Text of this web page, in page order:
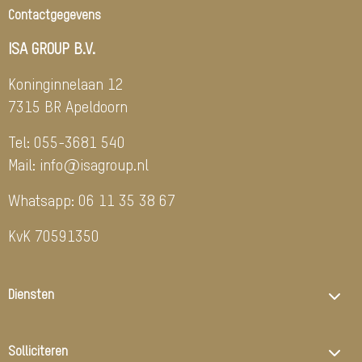
Contactgegevens
ISA GROUP B.V.
Koninginnelaan 12
7315 BR Apeldoorn
Tel: 055-3681 540
Mail: info@isagroup.nl
Whatsapp: 06 11 35 38 67
KvK 70591350
Diensten
Solliciteren